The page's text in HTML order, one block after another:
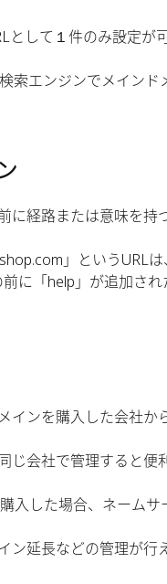
として１件のみ設定が
索エンジンでメインド
に経路または意味を持
」というURL
に「help」が追加され
インを購入した会社か
じ会社で管理すると便
入した場合、ネームサ
ン延長などの管理が行